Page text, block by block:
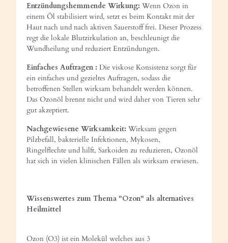
Entzündungshemmende Wirkung: Wenn Ozon in
einem Öl stabilisiert wird, setzt es beim Kontakt mit der
Haut nach und nach aktiven Sauerstoff frei. Dieser Prozess
regt die lokale Blutzirkulation an, beschleunigt die
Wundheilung und reduziert Entzündungen.
Einfaches Auftragen : Die viskose Konsistenz sorgt für
ein einfaches und gezieltes Auftragen, sodass die
betroffenen Stellen wirksam behandelt werden können.
Das Ozonöl brennt nicht und wird daher von Tieren sehr
gut akzeptiert.
Nachgewiesene Wirksamkeit: Wirksam gegen
Pilzbefall, bakterielle Infektionen, Mykosen,
Ringelflechte und hilft, Sarkoiden zu reduzieren, Ozonöl
hat sich in vielen klinischen Fällen als wirksam erwiesen.
Wissenswertes zum Thema "Ozon" als alternatives
Heilmittel
Ozon (O3) ist ein Molekül welches aus 3